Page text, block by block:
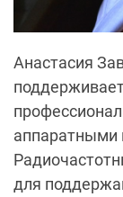
Анастасия
аппаратными
для